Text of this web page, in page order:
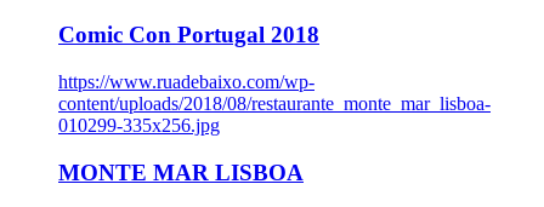
Comic Con Portugal 2018
https://www.ruadebaixo.com/wp-
content/uploads/2018/08/restaurante_monte_mar_lisboa-
010299-335x256.jpg
MONTE MAR LISBOA